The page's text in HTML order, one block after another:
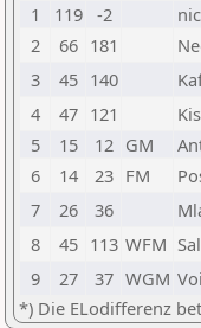
1
119 -2
2
66 181
3
45 140
4
47 121
5
15 12 GM
6
14 23 FM
7
26 36
8
45 113 WFM
9
27 37 WGM
*) Die ELodifferenz